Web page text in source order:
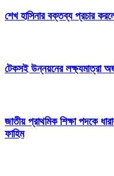
শেখ হাসিনার বক্তব্য প্রচার
টেকসই উন্নয়নের লক্ষ্যমাত্রা
জাতীয় প্রাথমিক শিক্ষা পদকে
ফাহিম